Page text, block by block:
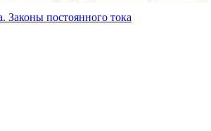
постоянного тока